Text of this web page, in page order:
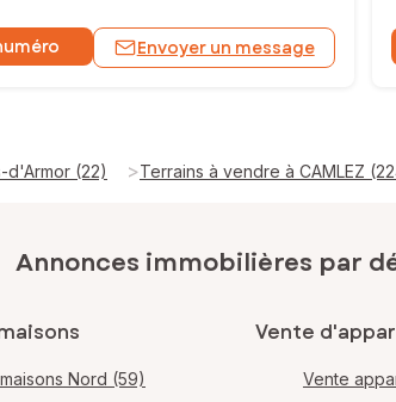
Envoyer un message
d'Armor (22) >Terrains à vendre à CAMLEZ
Annonces immobilières par
Nord (59)
Vente
Vente